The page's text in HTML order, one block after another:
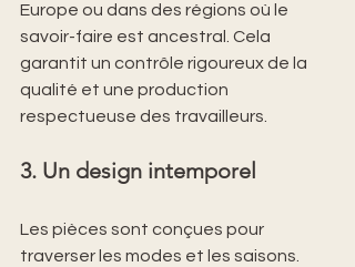
Europe ou dans des régions où le
savoir-faire est ancestral. Cela
garantit un contrôle rigoureux de la
qualité et une production
respectueuse des travailleurs.
3. Un design intemporel
Les pièces sont conçues pour
traverser les modes et les saisons.